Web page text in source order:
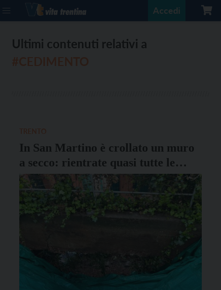
Accedi
Ultimi contenuti relativi a
In San Martino è crollato un muro
a secco: rientrate quasi tutte le
famiglie evacuate